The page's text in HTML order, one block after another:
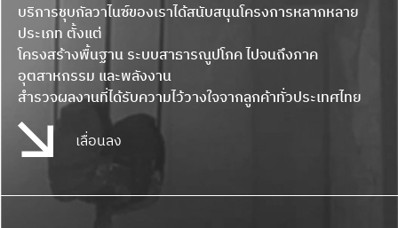
บริการชุบกัลวาไนซ์ของเราได้สนับสนุนโครงการหลากหลาย
ประเภท ตั้งแต่
โครงสร้างพื้นฐาน ระบบสาธารณูปโภค ไปจนถึงภาค
อุตสาหกรรม และพลังงาน
สำรวจผลงานที่ได้รับความไว้วางใจจากลูกค้าทั่วประเทศไทย
เลื่อนลง